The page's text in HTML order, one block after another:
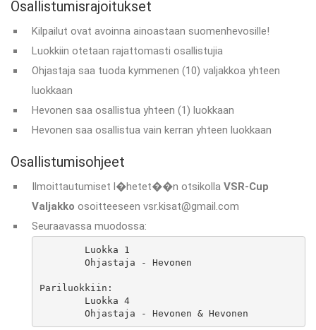
Osallistumisrajoitukset
Kilpailut ovat avoinna ainoastaan suomenhevosille!
Luokkiin otetaan rajattomasti osallistujia
Ohjastaja saa tuoda kymmenen (10) valjakkoa yhteen
luokkaan
Hevonen saa osallistua yhteen (1) luokkaan
Hevonen saa osallistua vain kerran yhteen luokkaan
Osallistumisohjeet
Ilmoittautumiset l�hetet��n otsikolla VSR-Cup
Valjakko osoitteeseen vsr.kisat@gmail.com
Seuraavassa muodossa:
Pariluokkiin:
	Ohjastaja - Hevonen & Hevonen